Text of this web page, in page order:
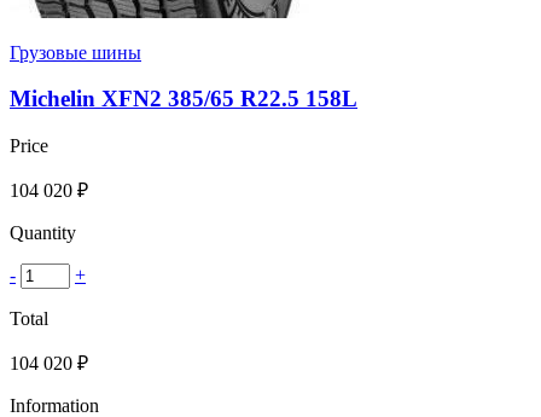
Грузовые шины
Michelin XFN2 385/65 R22.5 158L
Price
104 020 ₽
Quantity
- +
Total
104 020 ₽
Information